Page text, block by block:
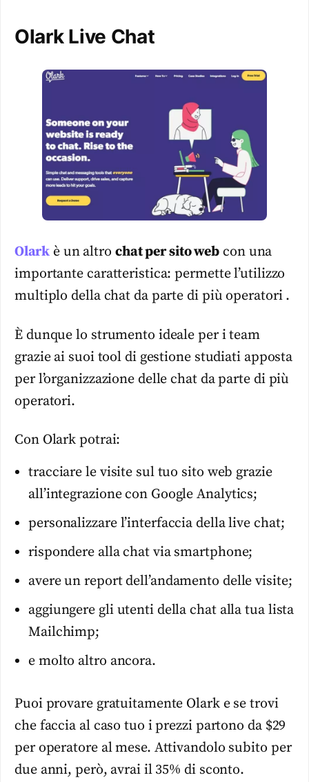
Olark Live Chat
Olark è un altro chat per sito web con una
importante caratteristica: permette l’utilizzo
multiplo della chat da parte di più operatori .
È dunque lo strumento ideale per i team
grazie ai suoi tool di gestione studiati apposta
per l’organizzazione delle chat da parte di più
operatori.
Con Olark potrai:
tracciare le visite sul tuo sito web grazie
all’integrazione con Google Analytics;
personalizzare l’interfaccia della live chat;
rispondere alla chat via smartphone;
avere un report dell’andamento delle visite;
aggiungere gli utenti della chat alla tua lista
Mailchimp;
e molto altro ancora.
Puoi provare gratuitamente Olark e se trovi
che faccia al caso tuo i prezzi partono da $29
per operatore al mese. Attivandolo subito per
due anni, però, avrai il 35% di sconto.